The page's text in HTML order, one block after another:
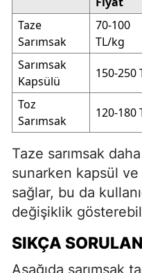
Taze
Sarımsak
70-100
TL/kg
Sarımsak
Kapsülü
150-250
Toz
Sarımsak
120-180
Taze sarımsak
sunarken kapsül
sağlar, bu da
değişiklik
SIKÇA
Aşağıda sarımsak